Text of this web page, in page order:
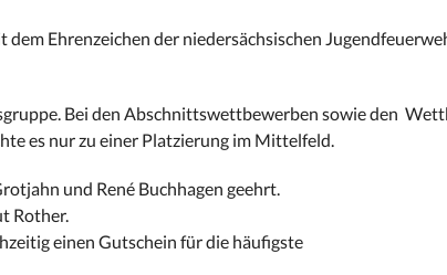
Ehrenzeichen der niedersächsischen
Bei den Abschnittswettbewerben sowie den
es nur zu einer Platzierung im Mittelfeld.
und René Buchhagen geehrt.
Rother.
einen Gutschein für die häufigste